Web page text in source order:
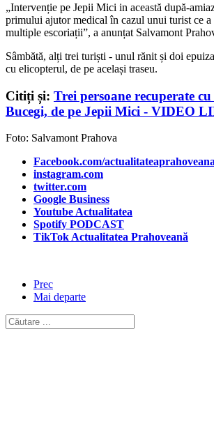
„Intervenție pe Jepii Mici in această după-
primului ajutor medical în cazul unui turist ce a
multiple escoriații”, a anunțat Salvamont
Sâmbătă, alți trei turiști - unul rănit și doi
cu elicopterul, de pe același traseu.
Citiți și: Trei persoane recuperate
Bucegi, de pe Jepii Mici - VIDEO
Foto: Salvamont Prahova
Facebook.com/
instagram.com
twitter.com
Google Business
Youtube Actualitatea
Spotify PODCAST
TikTok Actualitatea Prahoveană
Prec
Mai departe